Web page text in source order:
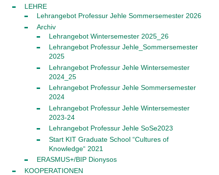
LEHRE
Lehrangebot Professur Jehle Sommersemester 2026
Archiv
Lehrangebot Wintersemester 2025_26
Lehrangebot Professur Jehle_Sommersemester
2025
Lehrangebot Professur Jehle Wintersemester
2024_25
Lehrangebot Professur Jehle Sommersemester
2024
Lehrangebot Professur Jehle Wintersemester
2023-24
Lehrangebot Professur Jehle SoSe2023
Start KIT Graduate School “Cultures of
Knowledge“ 2021
ERASMUS+/BIP Dionysos
KOOPERATIONEN